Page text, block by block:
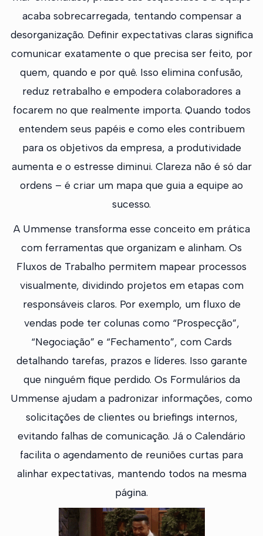
acaba sobrecarregada, tentando compensar a
desorganização. Definir expectativas claras significa
comunicar exatamente o que precisa ser feito, por
quem, quando e por quê. Isso elimina confusão,
reduz retrabalho e empodera colaboradores a
focarem no que realmente importa. Quando todos
entendem seus papéis e como eles contribuem
para os objetivos da empresa, a produtividade
aumenta e o estresse diminui. Clareza não é só dar
ordens – é criar um mapa que guia a equipe ao
sucesso.
A Ummense transforma esse conceito em prática
com ferramentas que organizam e alinham. Os
Fluxos de Trabalho permitem mapear processos
visualmente, dividindo projetos em etapas com
responsáveis claros. Por exemplo, um fluxo de
vendas pode ter colunas como “Prospecção”,
“Negociação” e “Fechamento”, com Cards
detalhando tarefas, prazos e líderes. Isso garante
que ninguém fique perdido. Os Formulários da
Ummense ajudam a padronizar informações, como
solicitações de clientes ou briefings internos,
evitando falhas de comunicação. Já o Calendário
facilita o agendamento de reuniões curtas para
alinhar expectativas, mantendo todos na mesma
página.